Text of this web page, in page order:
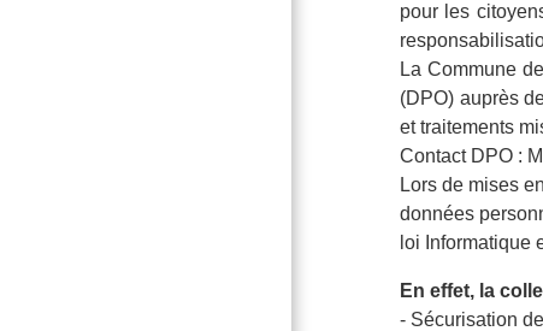
pour les
La Commune
(DPO) auprès
et traitements
Contact DPO :
Lors de mises
données
loi Informatique
En effet, la
- Sécurisation